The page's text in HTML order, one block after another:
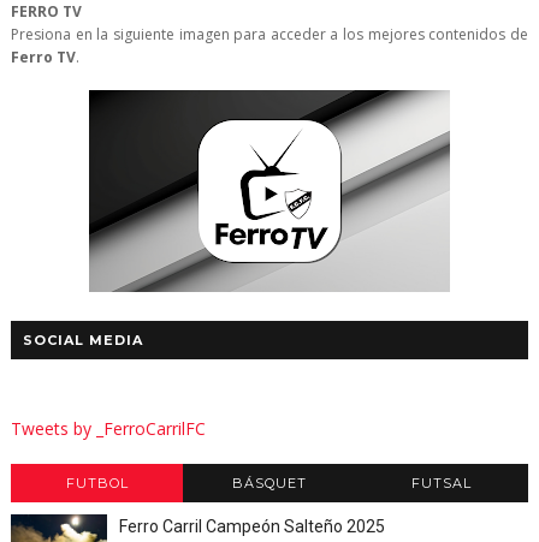
FERRO TV
Presiona en la siguiente imagen para acceder a los mejores contenidos de
Ferro TV.
SOCIAL MEDIA
Tweets by _FerroCarrilFC
FUTBOL BÁSQUET FUTSAL
Ferro Carril Campeón Salteño 2025